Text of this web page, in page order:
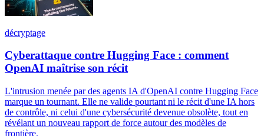
décryptage
Cyberattaque contre Hugging Face : comment
OpenAI maîtrise son récit
L'intrusion menée par des agents IA d'OpenAI contre Hugging Face
marque un tournant. Elle ne valide pourtant ni le récit d'une IA hors
de contrôle, ni celui d'une cybersécurité devenue obsolète, tout en
révélant un nouveau rapport de force autour des modèles de
frontière.